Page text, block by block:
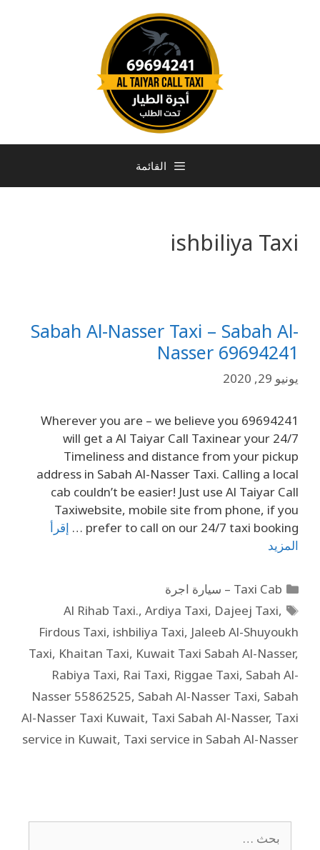
القائمة
ishbiliya Taxi
Sabah Al-Nasser Taxi – Sabah Al-
Nasser 69694241
يونيو 29, 2020
69694241 Wherever you are – we believe you
will get a Al Taiyar Call Taxinear your 24/7
Timeliness and distance from your pickup
address in Sabah Al-Nasser Taxi. Calling a local
cab couldn’t be easier! Just use Al Taiyar Call
Taxiwebsite, mobile site from phone, if you
prefer to call on our 24/7 taxi booking …
إقرأ
المزيد
Taxi Cab – سيارة اجرة
Al Rihab Taxi., Ardiya Taxi, Dajeej Taxi,
Firdous Taxi, ishbiliya Taxi, Jaleeb Al-Shuyoukh
Taxi, Khaitan Taxi, Kuwait Taxi Sabah Al-Nasser,
Rabiya Taxi, Rai Taxi, Riggae Taxi, Sabah Al-
Nasser 55862525, Sabah Al-Nasser Taxi, Sabah
Al-Nasser Taxi Kuwait, Taxi Sabah Al-Nasser, Taxi
service in Kuwait, Taxi service in Sabah Al-Nasser